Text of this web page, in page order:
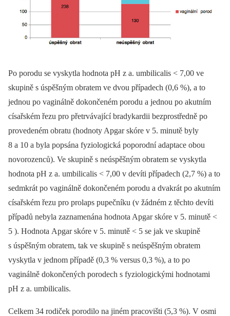
Po porodu se vyskytla hodnota pH z a. umbilicalis < 7,00 ve
skupině s úspěšným obratem ve dvou případech (0,6 %), a to
jednou po vaginálně dokončeném porodu a jednou po akutním
císařském řezu pro přetrvávající bradykardii bezprostředně po
provedeném obratu (hodnoty Apgar skóre v 5. minutě byly
8 a 10 a byla popsána fyziologická poporodní adaptace obou
novorozenců). Ve skupině s neúspěšným obratem se vyskytla
hodnota pH z a. umbilicalis < 7,00 v devíti případech (2,7 %) a to
sedmkrát po vaginálně dokončeném porodu a dvakrát po akutním
císařském řezu pro prolaps pupečníku (v žádném z těchto devíti
případů nebyla zaznamenána hodnota Apgar skóre v 5. minutě <
5 ). Hodnota Apgar skóre v 5. minutě < 5 se jak ve skupině
s úspěšným obratem, tak ve skupině s neúspěšným obratem
vyskytla v jednom případě (0,3 % versus 0,3 %), a to po
vaginálně dokončených porodech s fyziologickými hodnotami
pH z a. umbilicalis.
Celkem 34 rodiček porodilo na jiném pracovišti (5,3 %). V osmi